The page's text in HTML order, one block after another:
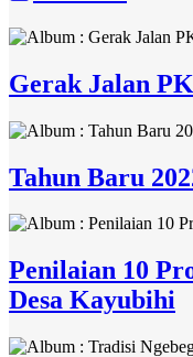
Gerak Jalan
Tahun Baru
Penilaian 10
Desa Kayubihi